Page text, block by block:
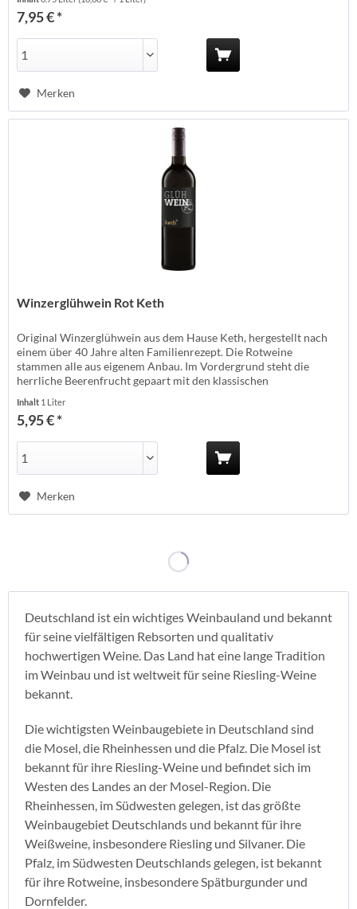
- Offstein Anbauland: Deutschland Anbaugebiet: Rheinhessen...
7,95 € *
Merken
Winzerglühwein Rot Keth
Original Winzerglühwein aus dem Hause Keth, hergestellt nach
einem über 40 Jahre alten Familienrezept. Die Rotweine
stammen alle aus eigenem Anbau. Im Vordergrund steht die
herrliche Beerenfrucht gepaart mit den klassischen
eingängig, dass es schnell rote Wangen gibt! Erzeuger: Keth -
Offstein Anbauland:...
Inhalt 1 Liter
5,95 € *
Merken
Deutschland ist ein wichtiges Weinbauland und bekannt
für seine vielfältigen Rebsorten und qualitativ
hochwertigen Weine. Das Land hat eine lange Tradition
im Weinbau und ist weltweit für seine Riesling-Weine
bekannt.
Die wichtigsten Weinbaugebiete in Deutschland sind
die Mosel, die Rheinhessen und die Pfalz. Die Mosel ist
bekannt für ihre Riesling-Weine und befindet sich im
Westen des Landes an der Mosel-Region. Die
Rheinhessen, im Südwesten gelegen, ist das größte
Weinbaugebiet Deutschlands und bekannt für ihre
Weißweine, insbesondere Riesling und Silvaner. Die
Pfalz, im Südwesten Deutschlands gelegen, ist bekannt
für ihre Rotweine, insbesondere Spätburgunder und
Dornfelder.